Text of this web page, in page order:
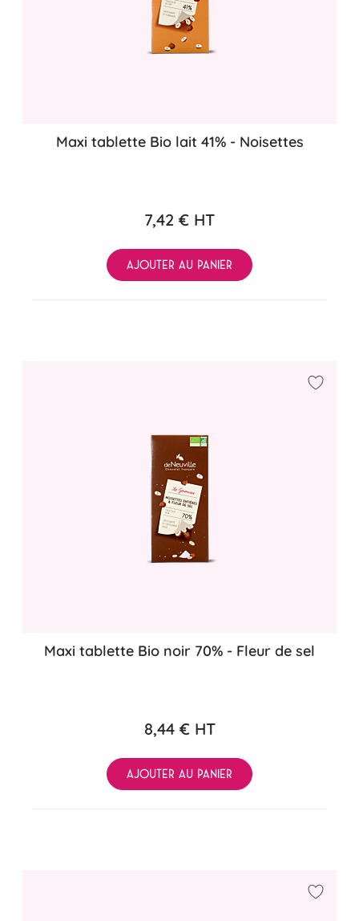
Maxi tablette Bio lait 41% - Noisettes
7,42 € HT
AJOUTER AU PANIER
Maxi tablette Bio noir 70% - Fleur de sel
8,44 €HT
AJOUTER AU PANIER